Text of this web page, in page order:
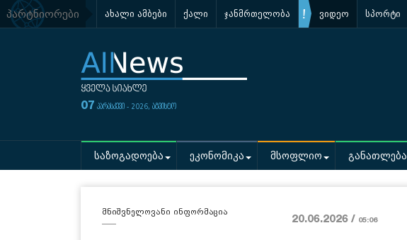
პარტნიორები ახალი ამბები ქალი ჯანმრთელობა ვიდეო სპორტი
07 პარასკევი - 2026, აგვისტო
საზოგადოება ეკონომიკა მსოფლიო განათლება
მნიშვნელოვანი ინფორმაცია
20.06.2026 / 05:06